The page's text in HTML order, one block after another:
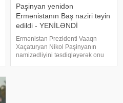
Paşinyan yenidən
Ermənistanın Baş naziri təyin
edildi - YENİLƏNDİ
Ermənistan Prezidenti Vaaqn
Xaçaturyan Nikol Paşinyanın
namizədliyini təsdiqləyərək onu